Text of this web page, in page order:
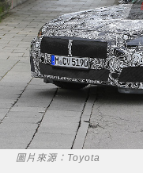
圖片來源：Toyota